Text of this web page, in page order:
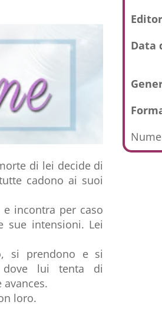
di lei decide di
cadono ai suoi
incontra per caso
sue intensioni. Lei
si prendono e si
dove lui tenta di
loro.
Data